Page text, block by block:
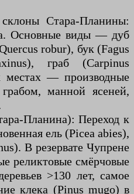
Стара-Планины:
Основные виды — дуб
robur), бук (Fagus
граб (Carpinus
местах — производные
манной ясеней,
Планина): Переход к
ель (Picea abies),
В резервате Чупрене
реликтовые смёрчовые
>130 лет, самое
клека (Pinus mugo) в